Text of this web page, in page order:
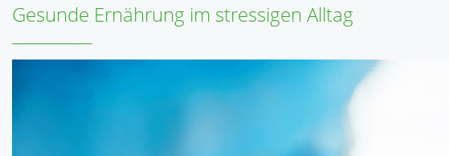
Gesunde Ernährung im stressigen Alltag